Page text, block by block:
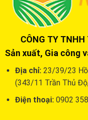
CÔNG TY TNHH
Sản xuất, Gia công
Địa chỉ: 23/39/23 Hồ
(343/11 Trần Thủ
Điện thoại: 0902